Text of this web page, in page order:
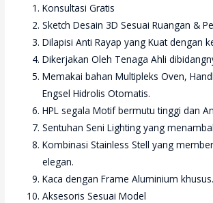
Konsultasi Gratis
Sketch Desain 3D Sesuai Ruangan &
Dilapisi Anti Rayap yang Kuat dengan
Dikerjakan Oleh Tenaga Ahli
Memakai bahan Multipleks Oven,
Engsel Hidrolis Otomatis.
HPL segala Motif bermutu tinggi dan
Sentuhan Seni Lighting yang
Kombinasi Stainless Stell yang
elegan.
Kaca dengan Frame Aluminium khusus.
Aksesoris Sesuai Model